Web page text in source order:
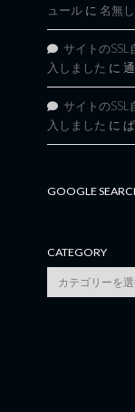
ュール に 名無し
サイトの
入しました に
サイトの
入しました に
GOOGLE
CATEGORY
category